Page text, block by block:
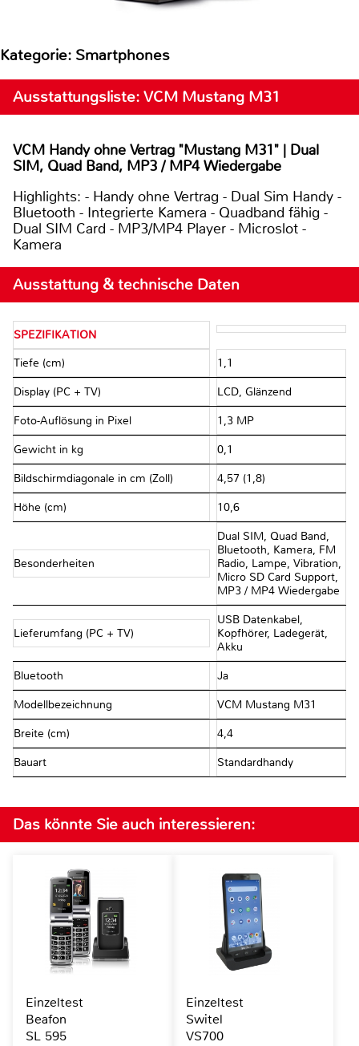
Kategorie: Smartphones
Ausstattungsliste: VCM Mustang M31
VCM Handy ohne Vertrag "Mustang M31" | Dual
SIM, Quad Band, MP3 / MP4 Wiedergabe
Highlights: - Handy ohne Vertrag - Dual Sim Handy -
Bluetooth - Integrierte Kamera - Quadband fähig -
Dual SIM Card - MP3/MP4 Player - Microslot -
Kamera
Ausstattung & technische Daten
SPEZIFIKATION
Tiefe (cm) 1,1
Display (PC + TV) LCD, Glänzend
Foto-Auflösung in Pixel 1,3 MP
Gewicht in kg 0,1
Bildschirmdiagonale in cm (Zoll) 4,57 (1,8)
Höhe (cm) 10,6
Besonderheiten
Dual SIM, Quad Band,
Bluetooth, Kamera, FM
Radio, Lampe, Vibration,
Micro SD Card Support,
MP3 / MP4 Wiedergabe
Lieferumfang (PC + TV)
USB Datenkabel,
Kopfhörer, Ladegerät,
Akku
Bluetooth Ja
Modellbezeichnung VCM Mustang M31
Breite (cm) 4,4
Bauart Standardhandy
Das könnte Sie auch interessieren:
Einzeltest
Beafon
SL 595
Einzeltest
Switel
VS700